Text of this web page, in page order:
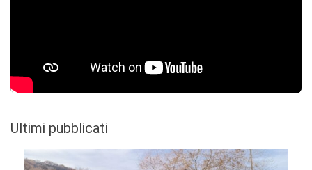
Ultimi pubblicati